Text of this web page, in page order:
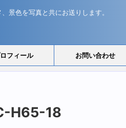
景色を写真と共にお送りします。
フィール お問い合わせ
H65-18